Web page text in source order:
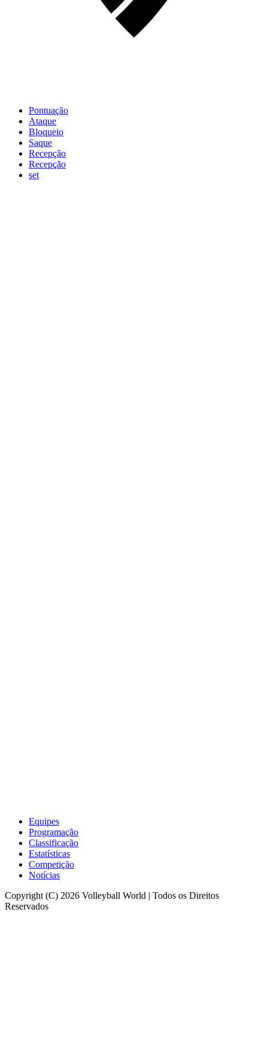
Pontuação
Ataque
Bloqueio
Saque
Recepção
Recepção
set
Equipes
Programação
Classificação
Estatísticas
Competição
Notícias
Copyright (C) 2026 Volleyball World | Todos os Direitos
Reservados